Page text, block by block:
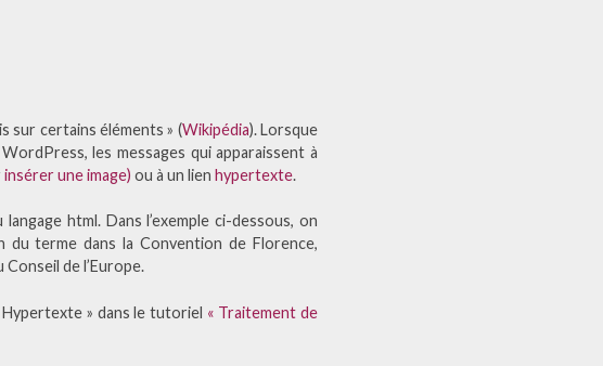
sur certains éléments » (Wikipédia). Lorsque
les messages qui apparaissent à
insérer une image) ou à un lienhypertexte.
html. Dans l’exemple ci-dessous, on
terme dans la Convention de Florence,
de l’Europe.
» dans le tutoriel « Traitement de